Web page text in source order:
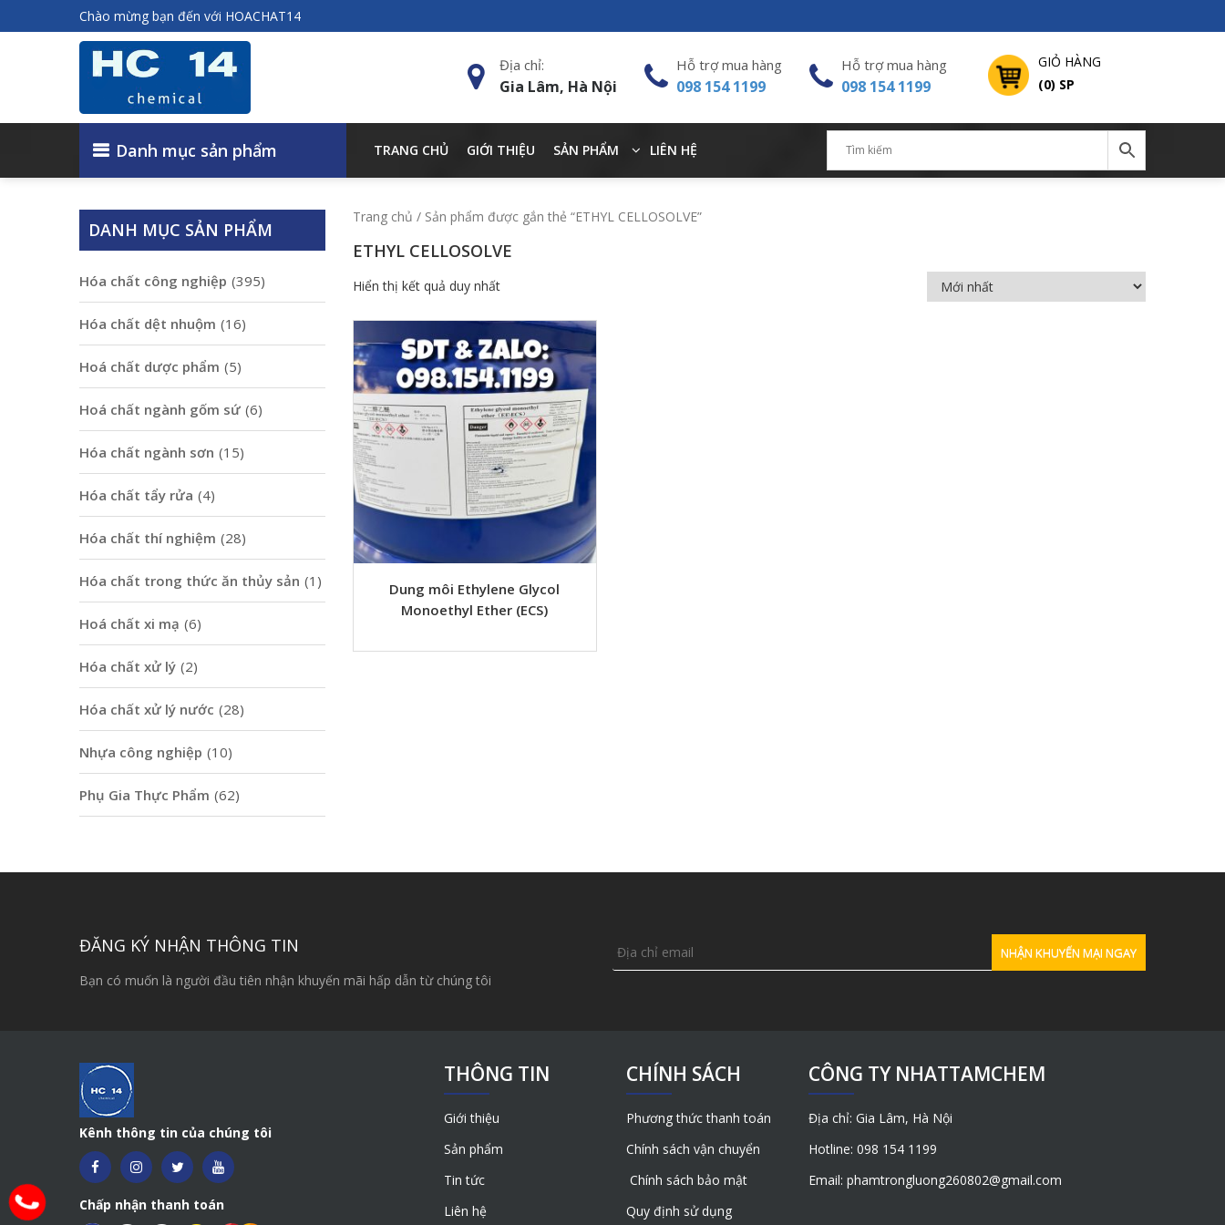
Chào mừng bạn đến với HOACHAT14
GIỎ HÀNG
(0) SP
Địa chỉ:
Gia Lâm, Hà Nội
Hỗ trợ mua hàng
098 154 1199
Hỗ trợ mua hàng
098 154 1199
Danh mục sản phẩm TRANG CHỦ GIỚI THIỆU SẢN PHẨM LIÊN HỆ
Trang chủ / Sản phẩm được gắn thẻ “ETHYL CELLOSOLVE”
ETHYL CELLOSOLVE
Hiển thị kết quả duy nhất
Dung môi Ethylene Glycol
Monoethyl Ether (ECS)
DANH MỤC SẢN PHẨM
Hóa chất công nghiệp (395)
Hóa chất dệt nhuộm (16)
Hoá chất dược phẩm (5)
Hoá chất ngành gốm sứ (6)
Hóa chất ngành sơn (15)
Hóa chất tẩy rửa (4)
Hóa chất thí nghiệm (28)
Hóa chất trong thức ăn thủy sản (1)
Hoá chất xi mạ (6)
Hóa chất xử lý (2)
Hóa chất xử lý nước (28)
Nhựa công nghiệp (10)
Phụ Gia Thực Phẩm (62)
ĐĂNG KÝ NHẬN THÔNG TIN
Bạn có muốn là người đầu tiên nhận khuyến mãi hấp dẫn từ chúng tôi
Kênh thông tin của chúng tôi
Chấp nhận thanh toán
THÔNG TIN
Giới thiệu
Sản phẩm
Tin tức
Liên hệ
CHÍNH SÁCH
Phương thức thanh toán
Chính sách vận chuyển
Chính sách bảo mật
Quy định sử dụng
CÔNG TY NHATTAMCHEM
Địa chỉ: Gia Lâm, Hà Nội
Hotline: 098 154 1199
Email: phamtrongluong260802@gmail.com